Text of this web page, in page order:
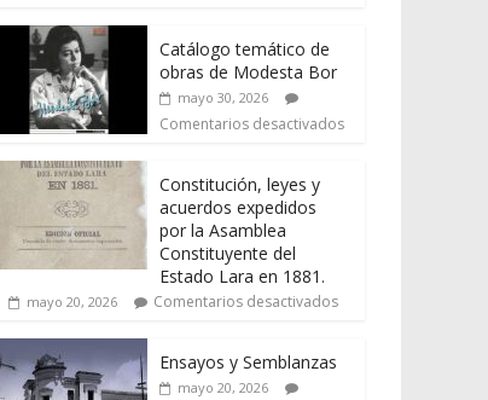
Catálogo temático de
obras de Modesta Bor
mayo 30, 2026
Comentarios desactivados
Constitución, leyes y
acuerdos expedidos
por la Asamblea
Constituyente del
Estado Lara en 1881.
mayo 20, 2026 Comentarios desactivados
Ensayos y Semblanzas
mayo 20, 2026